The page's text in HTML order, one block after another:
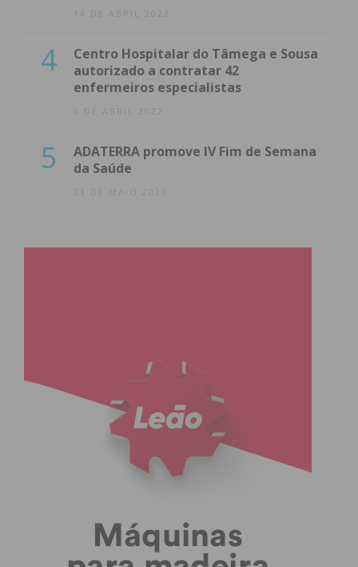
14 DE ABRIL 2022
4
Centro Hospitalar do Tâmega e Sousa
autorizado a contratar 42
enfermeiros especialistas
8 DE ABRIL 2022
5
ADATERRA promove IV Fim de Semana
da Saúde
21 DE MAIO 2021